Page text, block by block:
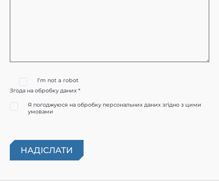
I’m not a robot
Згода на обробку даних *
Я погоджуюся на обробку персональних даних згідно з цими
умовами